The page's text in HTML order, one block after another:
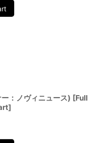
：ノヴィニュース) [Full